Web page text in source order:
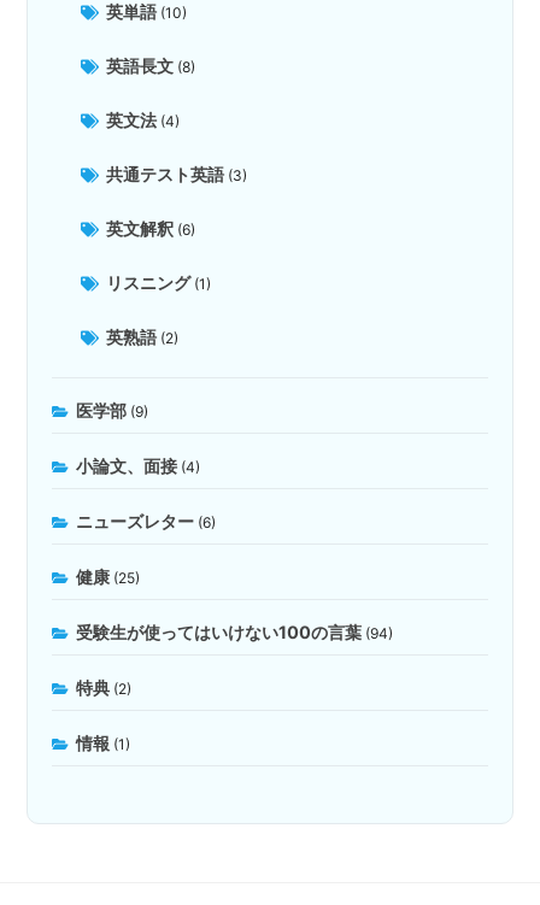
英単語 (10)
英語長文 (8)
英文法 (4)
共通テスト英語 (3)
英文解釈 (6)
リスニング(1)
英熟語 (2)
医学部 (9)
小論文、面接 (4)
ニューズレター (6)
健康 (25)
受験生が使ってはいけない100の言葉 (94)
特典 (2)
情報 (1)